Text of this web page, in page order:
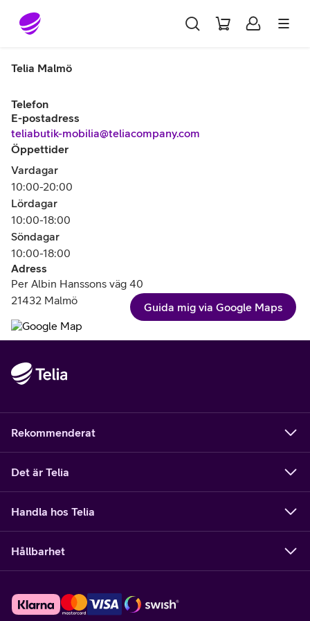
Gå till sidans innehåll
Telia Malmö
Telefon
E-postadress
teliabutik-mobilia@teliacompany.com
Öppettider
Vardagar
10:00-20:00
Lördagar
10:00-18:00
Söndagar
10:00-18:00
Adress
Per Albin Hanssons väg 40
21432 Malmö
Guida mig via Google Maps
Rekommenderat
Det är Telia
Handla hos Telia
Hållbarhet